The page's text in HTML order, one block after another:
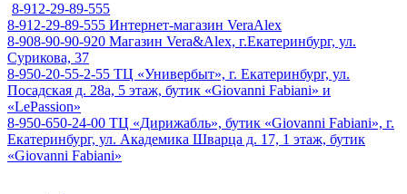
8-912-29-89-555
8-912-29-89-555 Интернет-магазин VeraAlex
8-908-90-90-920 Магазин Vera&Alex, г.Екатеринбург, ул.
Сурикова, 37
8-950-20-55-2-55 ТЦ «Универбыт», г. Екатеринбург, ул.
Посадская д. 28а, 5 этаж, бутик «Giovanni Fabiani» и
«LePassion»
8-950-650-24-00 ТЦ «Дирижабль», бутик «Giovanni Fabiani», г.
Екатеринбург, ул. Академика Шварца д. 17, 1 этаж, бутик
«Giovanni Fabiani»